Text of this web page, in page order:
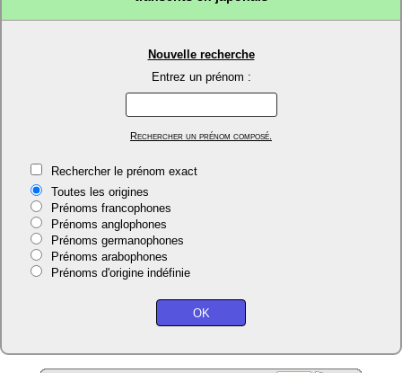
Nouvelle recherche
Entrez un prénom :
Rechercher un prénom composé.
Rechercher le prénom exact
Toutes les origines
Prénoms francophones
Prénoms anglophones
Prénoms germanophones
Prénoms arabophones
Prénoms d'origine indéfinie